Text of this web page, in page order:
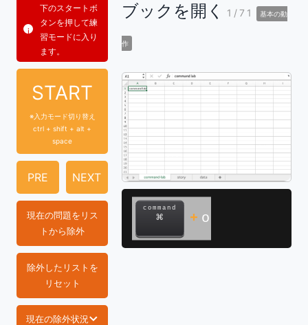
下のスタートボ
タンを押して練
習モードに入り
ます。
START
※入力モード切り替え
ctrl + shift + alt +
space
PRE NEXT
現在の問題をリス
トから除外
除外したリストを
リセット
現在の除外状況
ブックを開く 1/71 基本の動
作
⌘
command
+ o